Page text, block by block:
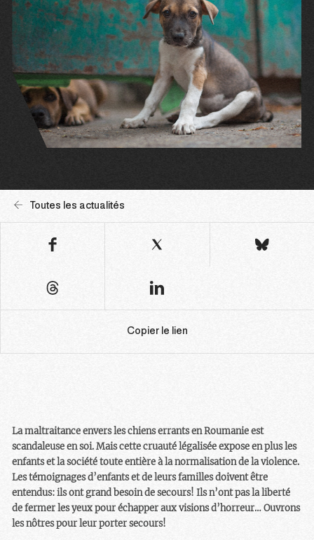
Toutes les actualités
Copier le lien
La maltraitance envers les chiens errants en Roumanie est
scandaleuse en soi. Mais cette cruauté légalisée expose en plus les
enfants et la société toute entière à la normalisation de la violence.
Les témoignages d’enfants et de leurs familles doivent être
entendus: ils ont grand besoin de secours! Ils n’ont pas la liberté
de fermer les yeux pour échapper aux visions d’horreur… Ouvrons
les nôtres pour leur porter secours!